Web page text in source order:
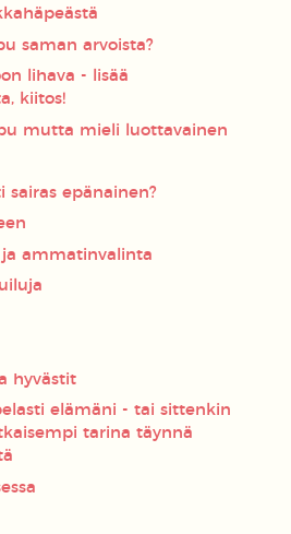
saman arvoista?
lihava - lisää
kiitos!
mutta mieli luottavainen
sairas epänainen?
ja ammatinvalinta
hyvästit
elämäni - tai sittenkin
tarina täynnä